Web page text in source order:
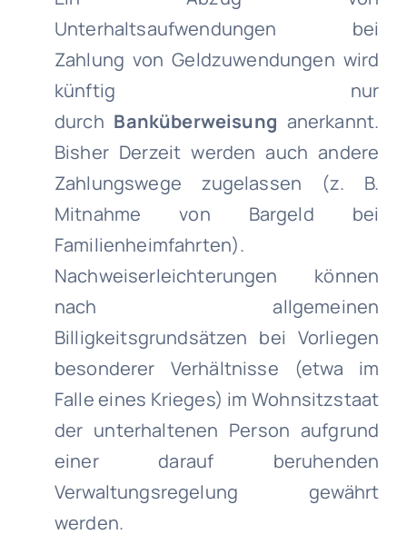
Unterhaltsaufwendungen bei
Zahlung von Geldzuwendungen wird
künftig nur
durch Banküberweisung anerkannt.
Bisher Derzeit werden auch andere
Zahlungswege zugelassen (z. B.
Mitnahme von Bargeld bei
Familienheimfahrten).
Nachweiserleichterungen können
nach allgemeinen
Billigkeitsgrundsätzen bei Vorliegen
besonderer Verhältnisse (etwa im
Falle eines Krieges) im Wohnsitzstaat
der unterhaltenen Person aufgrund
einer darauf beruhenden
Verwaltungsregelung gewährt
werden.